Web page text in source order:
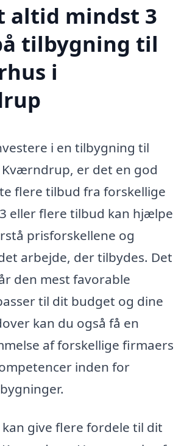
altid mindst 3
tilbygning til
i
i en tilbygning til
er det en god
flere tilbud fra forskellige
eller flere tilbud kan hjælpe
prisforskellene og
arbejde, der tilbydes. Det
den mest favorable
til dit budget og dine
kan du også få en
af forskellige firmaers
inden for
give flere fordele til dit